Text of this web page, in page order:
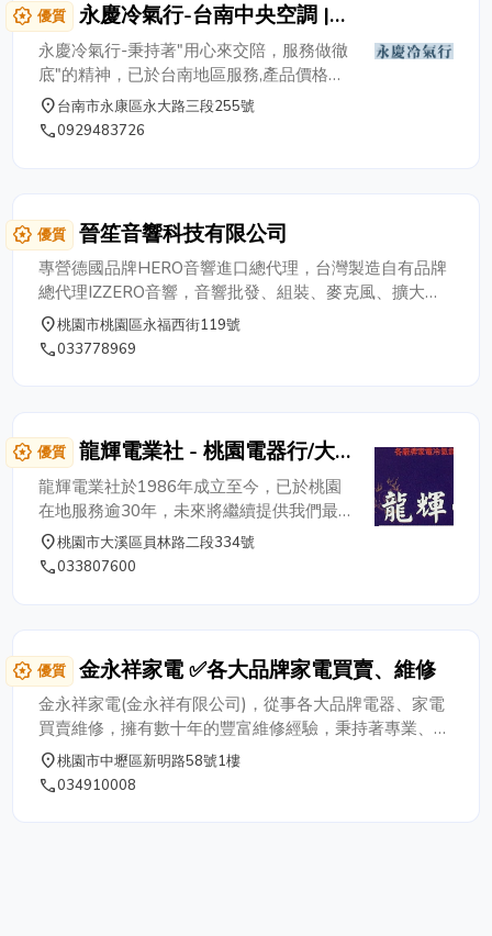
award_star 優質
永慶冷氣行-台南中央空調 |
冷氣買賣 | 冷凍櫥櫃 專業廠商
永慶冷氣行-秉持著"用心來交陪，服務做徹
底"的精神，已於台南地區服務,產品價格實
在，品質良好，並提供完整售後服務，對於
冷氣維修、冷氣保養、空調維修、空調保
經驗純熟優秀且具專業素養之技術人員，各
式冷氣、冷藏櫥、冷凍櫥機種齊全，且技術
專精深獲長期配合廠商信賴。本著品質服務
信譽專業的經營理念，作為您實現理想的工
作伙伴，將是我們最大的榮幸。 冷氣安裝/
冷凍櫃安裝專線 0929-483726
place台南市永康區永大路三段255號
phone0929483726
award_star 優質 晉笙音響科技有限公司
專營德國品牌HERO音響進口總代理，台灣製造自有品牌
總代理IZZERO音響，音響批發、組裝、麥克風、擴大
機、卡拉OK歡迎來電洽詢 03-3778969,FAX:03-
3756559
place桃園市桃園區永福西街119號
phone033778969
award_star 優質
龍輝電業社 - 桃園電器行/大
溪電器行
龍輝電業社於1986年成立至今，已於桃園
在地服務逾30年，未來將繼續提供我們最
專業的家電知識，與精進的服務和技術，繼
續爲大家服務。 專營各大品牌家電用品 ✔
place桃園市大溪區員林路二段334號
phone033807600
award_star 優質 金永祥家電 ✅各大品牌家電買賣、維修
金永祥家電(金永祥有限公司)，從事各大品牌電器、家電
買賣維修，擁有數十年的豐富維修經驗，秉持著專業、服
務、誠信、品質的態度經營。若各位在家電上有任何需要
我們服務的地方，歡迎來電洽詢☎️ 03-4910008，我們將
place桃園市中壢區新明路58號1樓
phone034910008